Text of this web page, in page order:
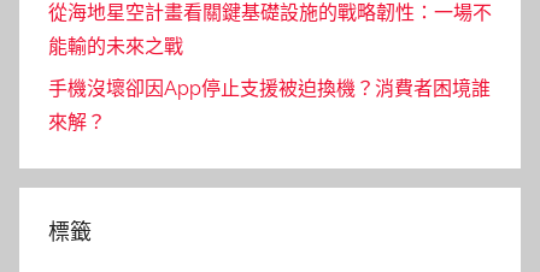
從海地星空計畫看關鍵基礎設施的戰略韌性：一場不
能輸的未來之戰
手機沒壞卻因App停止支援被迫換機？消費者困境誰
來解？
標籤